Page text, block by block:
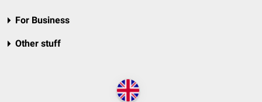
For Business
Other stuff